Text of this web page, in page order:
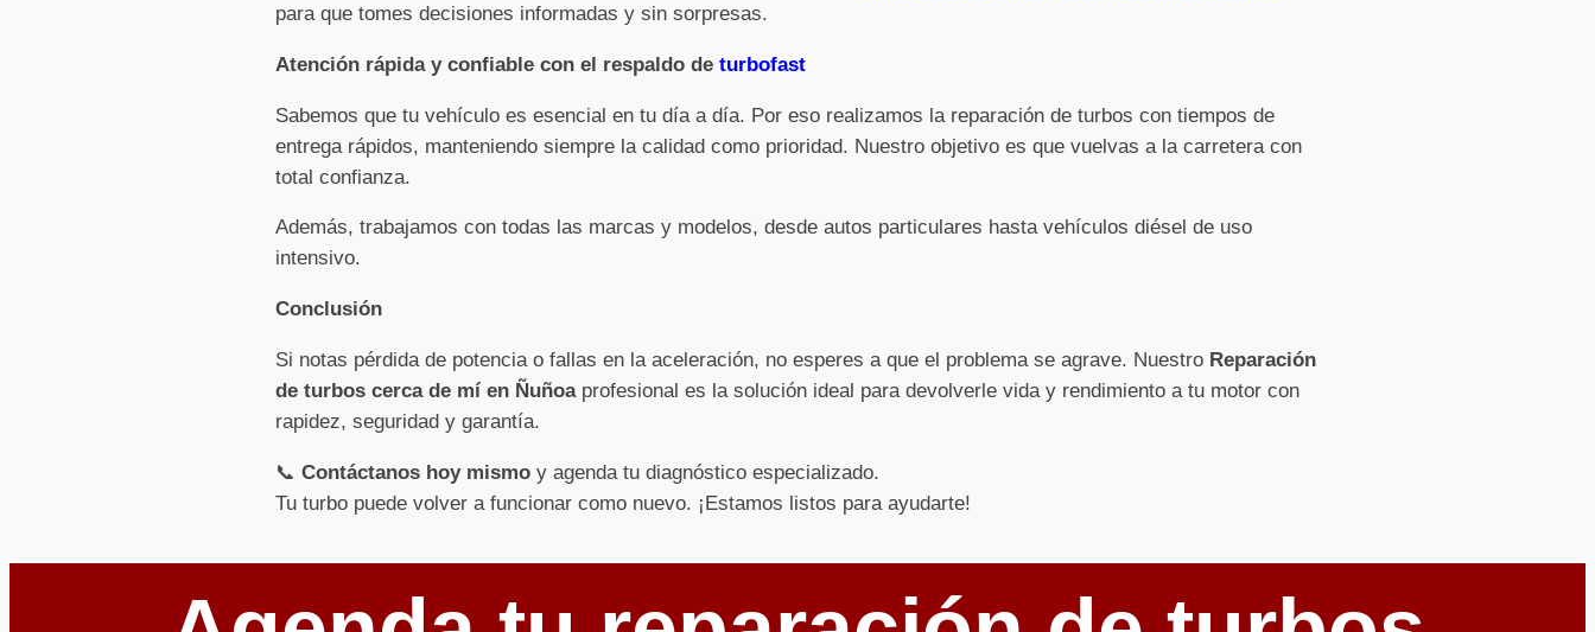
para que tomes decisiones informadas y sin sorpresas.
Atención rápida y confiable con el respaldo de turbofast
Sabemos que tu vehículo es esencial en tu día a día. Por eso realizamos la reparación de turbos con tiempos de
entrega rápidos, manteniendo siempre la calidad como prioridad. Nuestro objetivo es que vuelvas a la carretera con
total confianza.
Además, trabajamos con todas las marcas y modelos, desde autos particulares hasta vehículos diésel de uso
intensivo.
Conclusión
Si notas pérdida de potencia o fallas en la aceleración, no esperes a que el problema se agrave. Nuestro Reparación
de turbos cerca de mí en Ñuñoaprofesional es la solución ideal para devolverle vida y rendimiento a tu motor con
rapidez, seguridad y garantía.
📞 Contáctanos hoy mismo y agenda tu diagnóstico especializado.
Tu turbo puede volver a funcionar como nuevo. ¡Estamos listos para ayudarte!